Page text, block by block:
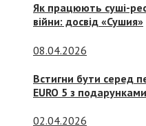
Як працюють суші-
війни: досвід «Сушия»
08.04.2026
Встигни бути серед
EURO 5 з
02.04.2026